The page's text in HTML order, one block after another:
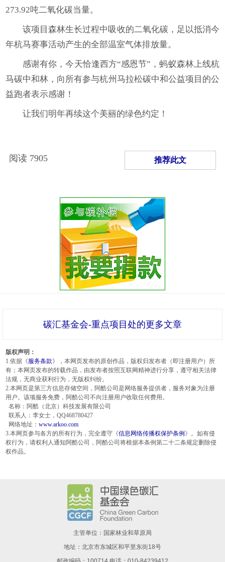
273.92吨二氧化碳当量。
该项目森林生长过程中吸收的二氧化碳，足以抵消今
年杭马赛事活动产生的全部温室气体排放量。
感谢有你，今天恰逢西方“感恩节”，蚂蚁森林上线杭
马碳中和林，向所有参与杭州马拉松碳中和公益项目的公
益跑者表示感谢！
让我们明年再续这个美丽的绿色约定！
阅读 7905 推荐此文
碳汇基金会-重点项目处的更多文章
版权声明：
1.依据《服务条款》，本网页发布的原创作品，版权归发布者（即注册用户）所
有；本网页发布的转载作品，由发布者按照互联网精神进行分享，遵守相关法律
法规，无商业获利行为，无版权纠纷。
2.本网页是第三方信息存储空间，阿酷公司是网络服务提供者，服务对象为注册
用户。该项服务免费，阿酷公司不向注册用户收取任何费用。
名称：阿酷（北京）科技发展有限公司
联系人：李女士，QQ468780427
网络地址： www.arkoo.com
3.本网页参与各方的所有行为，完全遵守《信息网络传播权保护条例》。如有侵
权行为，请权利人通知阿酷公司，阿酷公司将根据本条例第二十二条规定删除侵
权作品。
主管单位：国家林业和草原局
地址：北京市东城区和平里东街18号